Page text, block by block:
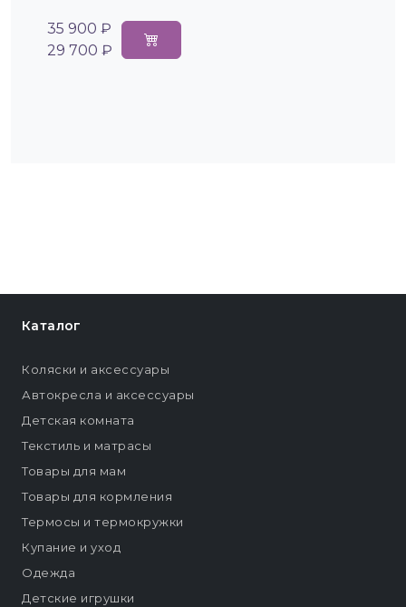
35 900 ₽
29 700 ₽
Каталог
Коляски и аксессуары
Автокресла и аксессуары
Детская комната
Текстиль и матрасы
Товары для мам
Товары для кормления
Термосы и термокружки
Купание и уход
Одежда
Детские игрушки